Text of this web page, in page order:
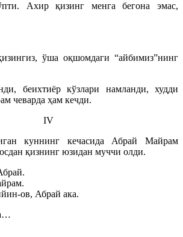
Ахир қизинг менга бегона эмас,
ўша оқшомдаги “айбимиз”нинг
беихтиёр кўзлари намланди, худди
чеварда ҳам кечди.
IV
куннинг кечасида Абрай Майрам
қизнинг юзидан муччи олди.
ов, Абрай ака.